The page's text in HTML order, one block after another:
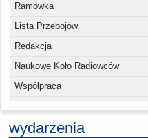
Ramówka
Lista Przebojów
Redakcja
Naukowe Koło Radiowców
Współpraca
wydarzenia